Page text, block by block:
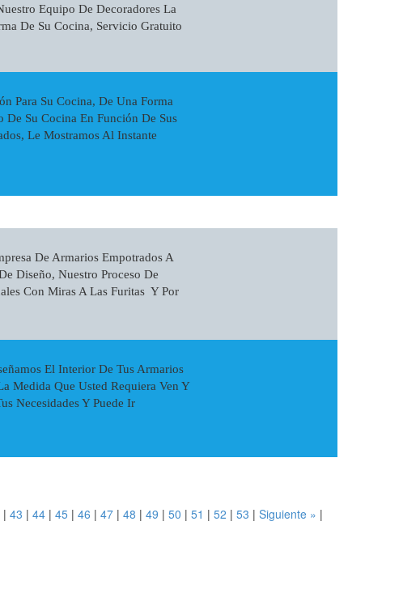
Equipo De Decoradores La
De Su Cocina, Servicio Gratuito
Para Su Cocina, De Una Forma
Su Cocina En Función De Sus
Le Mostramos Al Instante
De Armarios Empotrados A
Diseño, Nuestro Proceso De
Con Miras A Las Furitas Y Por
El Interior De Tus Armarios
Medida Que Usted Requiera Ven Y
Necesidades Y Puede Ir
| 43 | 44| 45| 46 | 47| 48 | 49 | 50 | 51 | 52 | 53 | Siguiente » |